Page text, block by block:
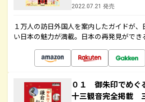
2022.07.21 発売
１万人の訪日外国人を案内したガイドが
い日本の魅力が満載。日本の再発見ができ
０１ 御朱印でめ
十三観音完全掲載